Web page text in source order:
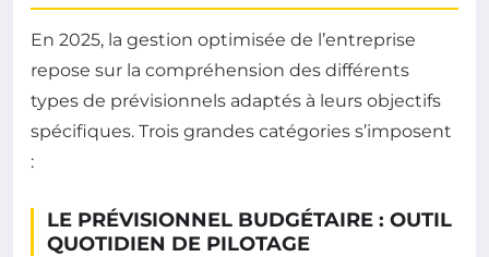
En 2025, la gestion optimisée de l’entreprise
repose sur la compréhension des différents
types de prévisionnels adaptés à leurs objectifs
spécifiques. Trois grandes catégories s’imposent
:
LE PRÉVISIONNEL BUDGÉTAIRE : OUTIL
QUOTIDIEN DE PILOTAGE